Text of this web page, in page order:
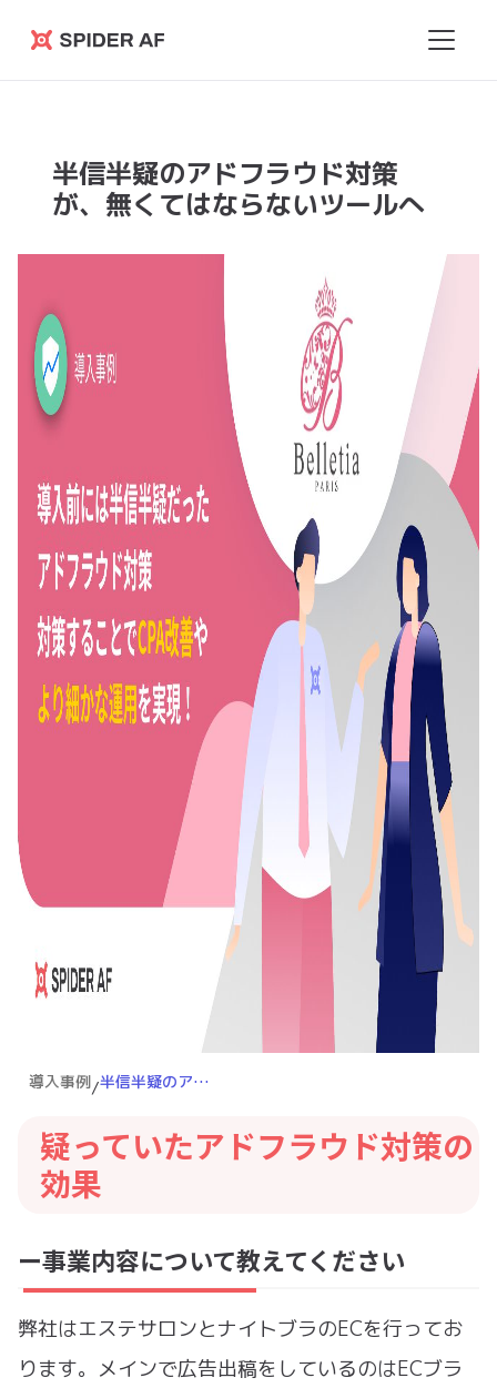
Spider
半信半疑のアドフラウド対策
が、無くてはならないツールへ
導入事例/ 半信半疑のアドフラウド対策が、無くてはならないツールへ
疑っていたアドフラウド対策の
効果
ー事業内容について教えてください
弊社はエステサロンとナイトブラのECを行ってお
ります。メインで広告出稿をしているのはECブラ